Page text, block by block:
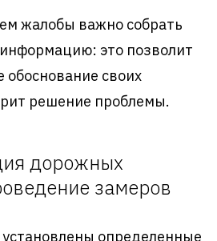
жалобы важно собрать
это позволит
обоснование своих
решение проблемы.
дорожных
замеров
определенные